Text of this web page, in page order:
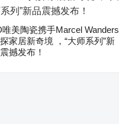
唯美陶瓷携手Marcel Wanders
家居新奇境 ，“大师系列”新
撼发布！